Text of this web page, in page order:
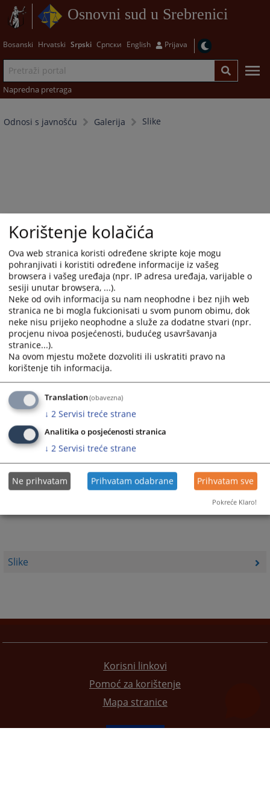
Osnovni sud u Srebrenici
Bosanski Hrvatski Srpski Српски English Prijava
Napredna pretraga
Odnosi s javnošću Galerija Slike
Slike
Trenutno nema vijesti
Korisni linkovi
Pomoć za korištenje
Mapa stranice
Korištenje kolačića
Ova web stranica koristi određene skripte koje mogu
pohranjivati i koristiti određene informacije iz vašeg
browsera i vašeg uređaja (npr. IP adresa uređaja, varijable o
sesiji unutar browsera, ...).
Neke od ovih informacija su nam neophodne i bez njih web
stranica ne bi mogla fukcionisati u svom punom obimu, dok
neke nisu prijeko neophodne a služe za dodatne stvari (npr.
procjenu nivoa posjećenosti, budućeg usavršavanja
stranice...).
Na ovom mjestu možete dozvoliti ili uskratiti pravo na
korištenje tih informacija.
Translation(obavezna)
↓ 2 Servisi treće strane
Analitika o posjećenosti stranica
↓ 2 Servisi treće strane
Ne prihvatam Prihvatam odabrane Prihvatam sve
Pokreće Klaro!